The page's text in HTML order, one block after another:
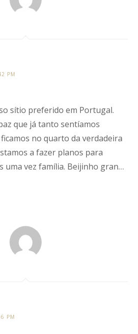
PM
sítio preferido em Portugal.
que já tanto sentíamos
no quarto da verdadeira
a fazer planos para
uma vez família. Beijinho gran…
PM